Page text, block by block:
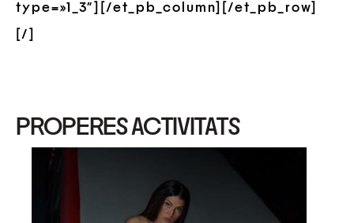
type=»1_3″][/et_pb_column][/et_pb_row]
[/]
PROPERES ACTIVITATS